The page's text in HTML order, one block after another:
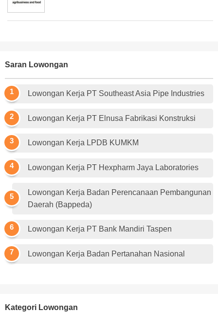
Saran Lowongan
Lowongan Kerja PT Southeast Asia Pipe Industries
Lowongan Kerja PT Elnusa Fabrikasi Konstruksi
Lowongan Kerja LPDB KUMKM
Lowongan Kerja PT Hexpharm Jaya Laboratories
Lowongan Kerja Badan Perencanaan Pembangunan
Daerah (Bappeda)
Lowongan Kerja PT Bank Mandiri Taspen
Lowongan Kerja Badan Pertanahan Nasional
Kategori Lowongan